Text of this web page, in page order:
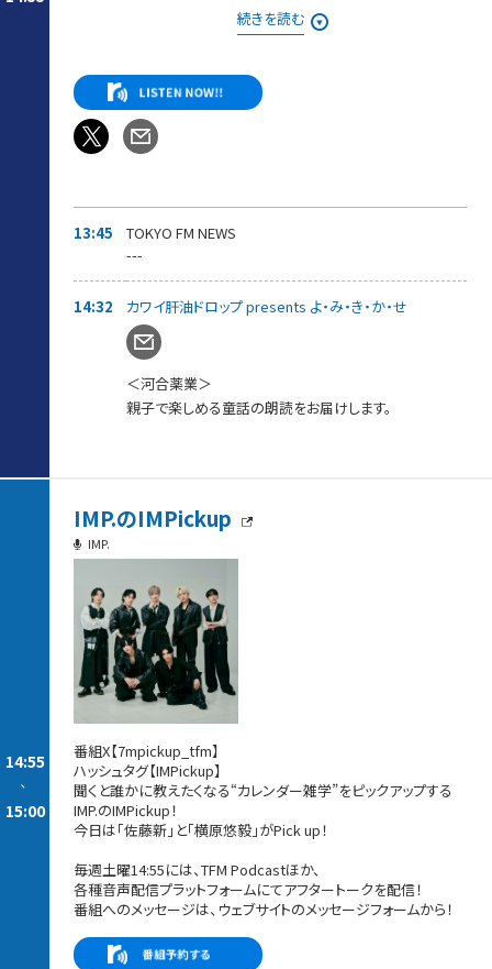
それでも、お取り寄せの旅は終わらない・・・！
東京にいながらにしてうまいものをお取り寄せできる、このすば
知っていれば、ギフトに、家族や仲間と一緒に、自分へのご褒美
に、
いろんなシーンで役に立つお取り寄せの逸品を紹介。
◆13時55分ごろ〜ゲスト：5人組メンズグループ「Crimson Crat
Crat Clan」から、
「ターゴ・C・マーキス」さんと「ミナト・C・エンペラー 」さん が登
続きを読む
13:45
TOKYO FM NEWS
---
14:32 カワイ肝油ドロップ presents よ・み・き・か・せ
＜河合薬業＞
親子で楽しめる童話の朗読をお届けします。
14:55
-
15:00
IMP.のIMPickup
IMP.
番組X【7mpickup_tfm】
ハッシュタグ【IMPickup】
聞くと誰かに教えたくなる“カレンダー雑学”をピックアップする
IMP.のIMPickup！
今日は「佐藤新」と「横原悠毅」がPick up！
毎週土曜14:55には、TFM Podcastほか、
各種音声配信プラットフォームにてアフタートークを配信！
番組へのメッセージは、ウェブサイトのメッセージフォームから！